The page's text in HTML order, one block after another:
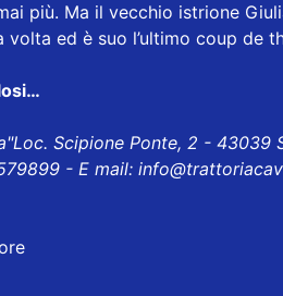
più. Ma il vecchio istrione
volta ed è suo l’ultimo coup de
Loc. Scipione Ponte, 2 - 43039
- E mail: